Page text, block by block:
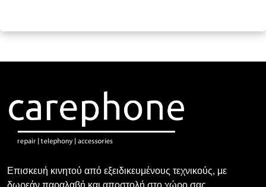
Επισκευή κινητού από εξειδικευμένους τεχνικούς, με